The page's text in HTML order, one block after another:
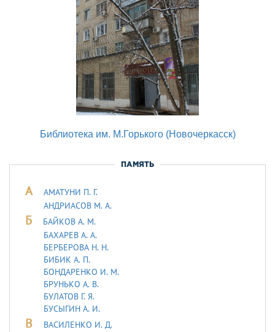
Библиотека им. М.Горького (Новочеркасск)
ПАМЯТЬ
А
АМАТУНИ П. Г.
АНДРИАСОВ М. А.
Б
БАЙКОВ А. М.
БАХАРЕВ А. А.
БЕРБЕРОВА Н. Н.
БИБИК А. П.
БОНДАРЕНКО И. М.
БРУНЬКО А. В.
БУЛАТОВ Г. Я.
БУСЫГИН А. И.
В
ВАСИЛЕНКО И. Д.